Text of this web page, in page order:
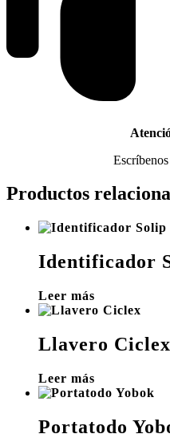
Productos
Identificador
Leer más
Llavero Ciclex
Leer más
Portatodo